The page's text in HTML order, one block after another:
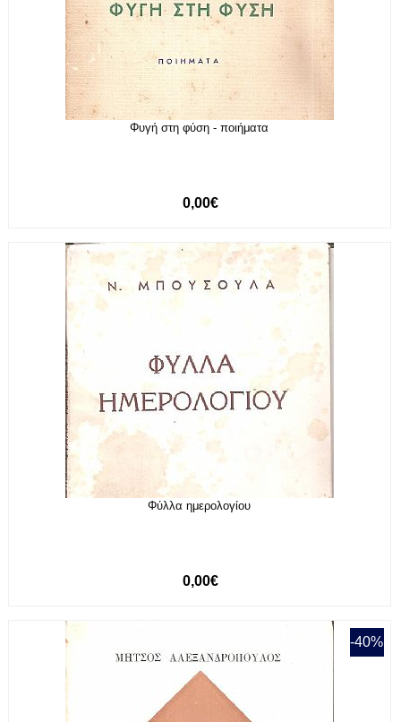
Φυγή στη φύση - ποιήματα
0,00€
Φύλλα ημερολογίου
0,00€
-40%